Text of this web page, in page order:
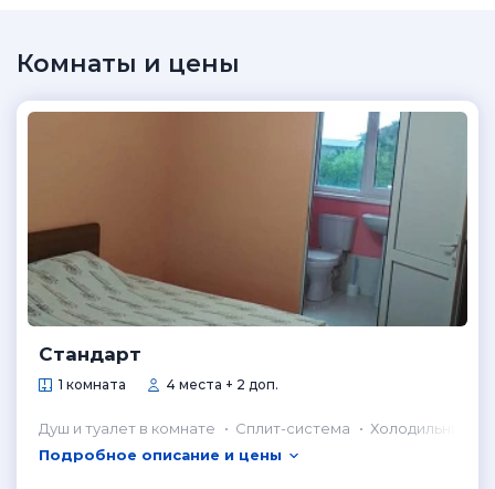
Комнаты и цены
Стандарт
1 комната 4 места + 2 доп.
Душ и туалет в комнате Сплит-система
Холодильник в
Подробное описание и цены